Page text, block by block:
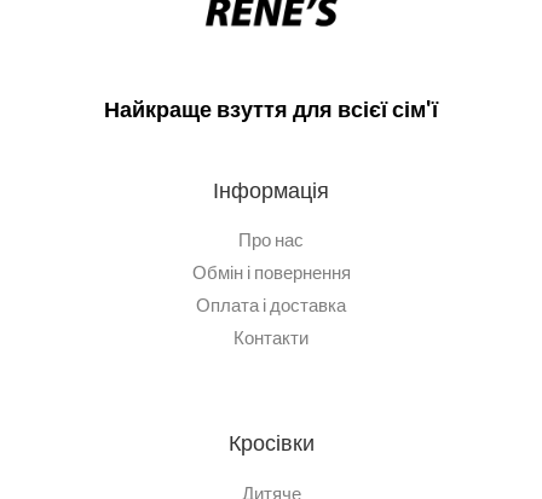
Найкраще взуття для всієї сім'ї
Інформація
Про нас
Обмін і повернення
Оплата і доставка
Контакти
Кросівки
Дитяче